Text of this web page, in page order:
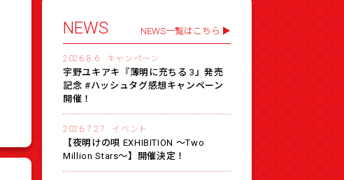
NEWS NEWS一覧はこちら
2026.8.6 キャンペーン
宇野ユキアキ『薄明に充ちる 3』発売
記念 #ハッシュタグ感想キャンペーン
開催！
2026.7.27 イベント
【夜明けの唄 EXHIBITION 〜Two
Million Stars〜】開催決定！